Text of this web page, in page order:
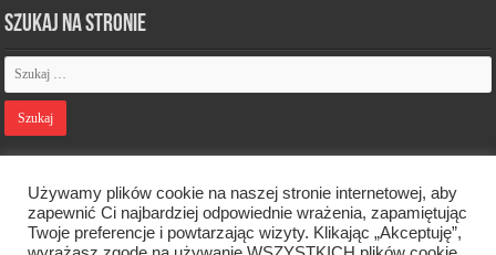
Szukaj na stronie
Designed by Webdawid
Używamy plików cookie na naszej stronie internetowej, aby
zapewnić Ci najbardziej odpowiednie wrażenia, zapamiętując
Twoje preferencje i powtarzając wizyty. Klikając „Akceptuję”,